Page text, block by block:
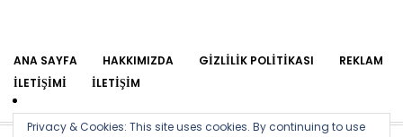
ANA SAYFA HAKKIMIZDA GIZLILIK POLITIKASI
REKLAM
İLETIŞIMI
İLETIŞIM
Privacy & Cookies: This site uses cookies. By continuing to use